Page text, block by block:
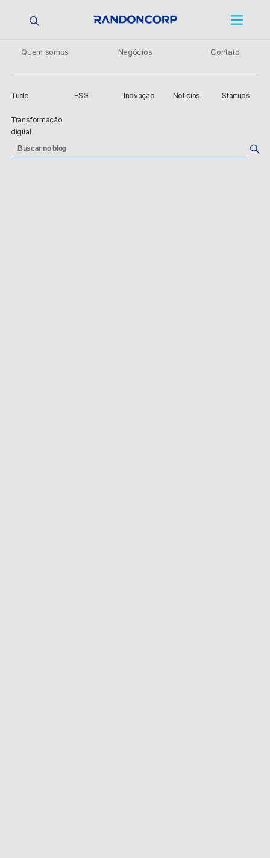
Quem somos Negócios Contato
Tudo ESG Inovação Noticias Startups
Transformação
digital